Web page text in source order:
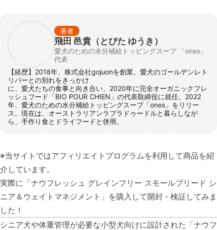
著者
飛田 邑貴 （とびた ゆうき）
愛犬のための水分補給トッピングスープ 「ones」
代表
【経歴】2018年、株式会社gojuonを創業。愛犬のゴールデンレト
リバーとの別れをきっかけ
に、愛犬たちの食事と向き合い、2020年に完全オーガニックフレ
ッシュフード「BIO POUR CHIEN」の代表取締役に就任。2022
年、愛犬のための水分補給トッピングスープ「ones」をリリー
ス。現在は、オーストラリアンラブラドゥードルと暮らしなが
ら、手作り食とドライフードと併用。
※当サイトではアフィリエイトプログラムを利用して商品を紹
介しています。
実際に「ナウフレッシュ グレインフリー スモールブリード シ
ニア＆ウェイトマネジメント」を購入して開封・検証してみま
した！
シニア犬や体重管理が必要な小型犬向けに設計された「ナウフ